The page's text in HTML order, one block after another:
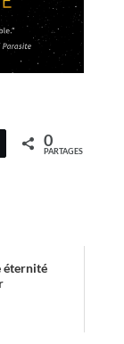
0
PARTAGES
éternité